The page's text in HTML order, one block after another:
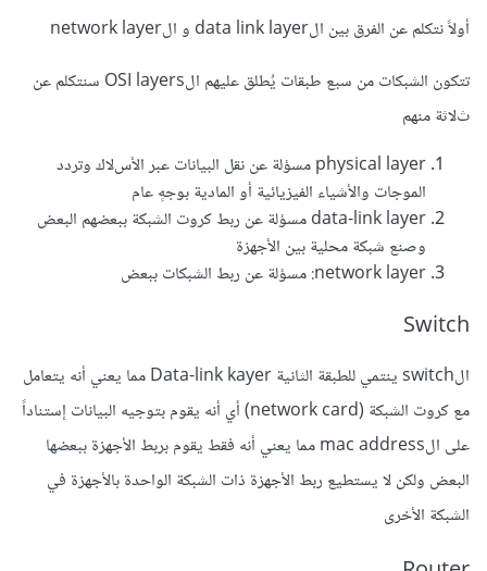
أولاً نتكلم عن الفرق بين الdata link layer و الnetwork layer
تتكون الشبكات من سبع طبقات يُطلق عليهم الOSI layers سنتكلم عن
ثﻻثة منهم
physical layer مسؤلة عن نقل البيانات عبر الأسﻻك وتردد
الموجات والأشياء الفيزيائية أو المادية بوجهٍ عام
data-link layer مسؤلة عن ربط كروت الشبكة ببعضهم البعض
وصنع شبكة محلية بين الأجهزة
network layer: مسؤلة عن ربط الشبكات ببعض
Switch
الswitch ينتمي للطبقة الثانية Data-link kayer مما يعني أنه يتعامل
مع كروت الشبكة (network card) أي أنه يقوم بتوجيه البيانات إستناداً
على الmac address مما يعني أنه فقط يقوم بربط الأجهزة ببعضها
البعض ولكن ﻻ يستطيع ربط الأجهزة ذات الشبكة الواحدة بالأجهزة في
الشبكة الأخرى